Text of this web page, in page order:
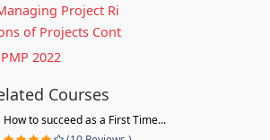
Project Ri
of Projects Cont
2022
Courses
How to succeed as a First Time...